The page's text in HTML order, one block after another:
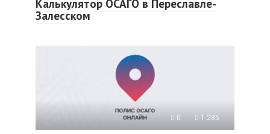
Калькулятор ОСАГО в Переславле-
Залесском
0 1 285